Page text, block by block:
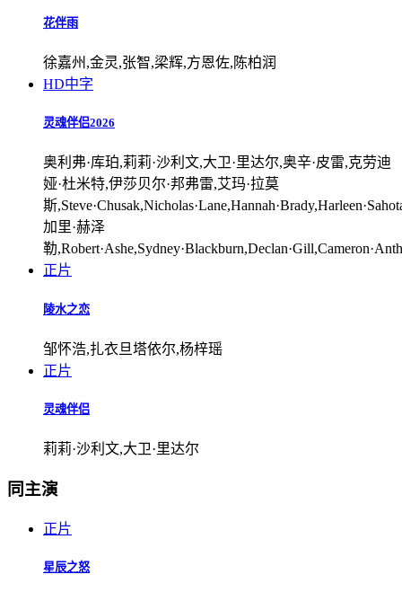
花伴雨
徐嘉州,金灵,张智,梁辉,方恩佐,陈柏润
HD中字
灵魂伴侣2026
奥利弗·库珀,莉莉·沙利文,大卫·里达尔,奥辛·皮雷,克劳迪
娅·杜米特,伊莎贝尔·邦弗雷,艾玛·拉莫
斯
加里·赫泽
勒
正片
陵水之恋
邹怀浩,扎衣旦塔依尔,杨梓瑶
正片
灵魂伴侣
莉莉·沙利文,大卫·里达尔
同主演
正片
星辰之怒